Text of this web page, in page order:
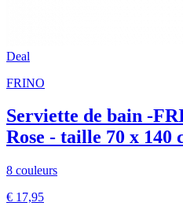
Deal
FRINO
Serviette de bain -
Rose - taille 70 x 140
8 couleurs
€ 17,95